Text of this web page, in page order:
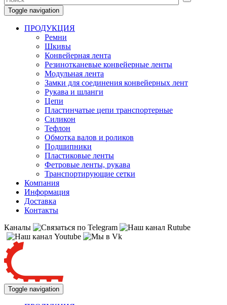
Toggle navigation
ПРОДУКЦИЯ
Ремни
Шкивы
Конвейерная лента
Резинотканевые конвейерные ленты
Модульная лента
Замки для соединения конвейерных лент
Рукава и шланги
Цепи
Пластинчатые цепи транспортерные
Силикон
Тефлон
Обмотка валов и роликов
Подшипники
Пластиковые ленты
Фетровые ленты, рукава
Транспортирующие сетки
Компания
Информация
Доставка
Контакты
Каналы
Toggle navigation